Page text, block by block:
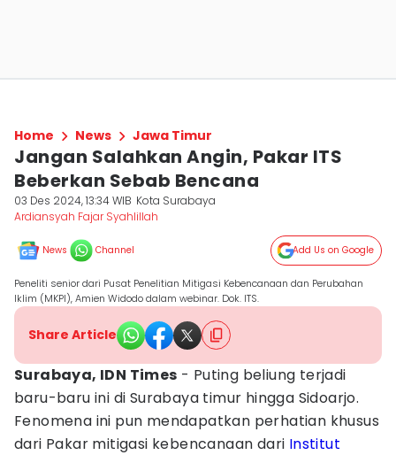
Home News Jawa Timur
Jangan Salahkan Angin, Pakar ITS
Beberkan Sebab Bencana
03 Des 2024, 13:34 WIB Kota Surabaya
Ardiansyah Fajar Syahlillah
News Channel Add Us on Google
Peneliti senior dari Pusat Penelitian Mitigasi Kebencanaan dan Perubahan
Iklim (MKPI), Amien Widodo dalam webinar. Dok. ITS.
Share Article
Surabaya, IDN Times - Puting beliung terjadi
baru-baru ini di Surabaya timur hingga Sidoarjo.
Fenomena ini pun mendapatkan perhatian khusus
dari Pakar mitigasi kebencanaan dari Institut